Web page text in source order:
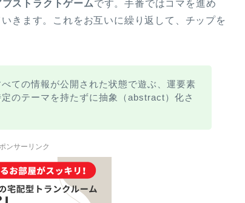
ブストラクトゲームです。手番ではコマを進め
きます。これをお互いに繰り返して、チップを
べての情報が公開された状態で遊ぶ、運要素
のテーマを持たずに抽象（abstract）化さ
ンサーリンク